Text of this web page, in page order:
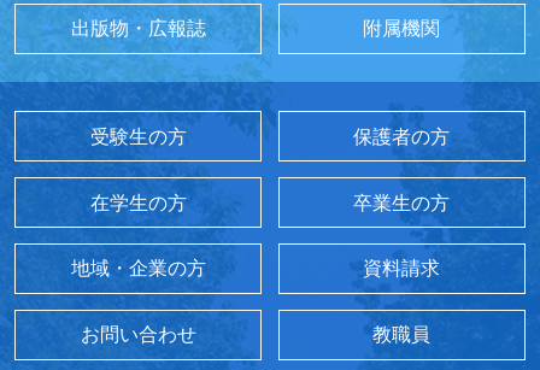
出版物・広報誌 附属機関
受験生の方 保護者の方
在学生の方 卒業生の方
地域・企業の方 資料請求
お問い合わせ 教職員